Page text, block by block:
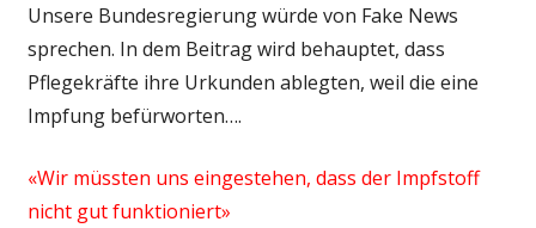
Unsere Bundesregierung würde von Fake News
sprechen. In dem Beitrag wird behauptet, dass
Pflegekräfte ihre Urkunden ablegten, weil die eine
Impfung befürworten….
«Wir müssten uns eingestehen, dass der Impfstoff
nicht gut funktioniert»